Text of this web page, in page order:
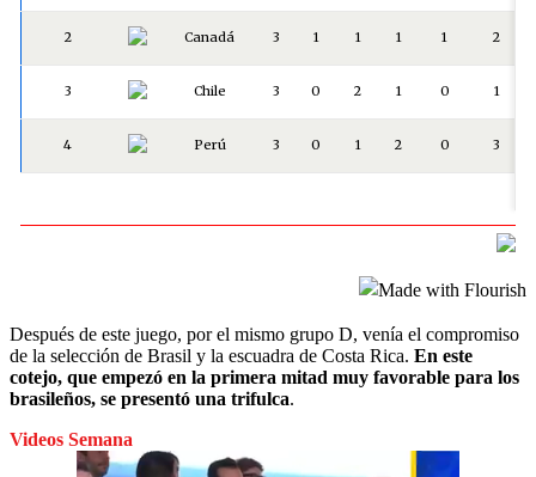
Después de este juego, por el mismo grupo D, venía el compromiso
de la selección de Brasil y la escuadra de Costa Rica. En este
cotejo, que empezó en la primera mitad muy favorable para los
brasileños, se presentó una trifulca.
Videos Semana